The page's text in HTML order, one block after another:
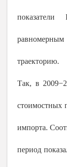
равномерным
траекторию.
Так, в
стоимостных
импорта.
период